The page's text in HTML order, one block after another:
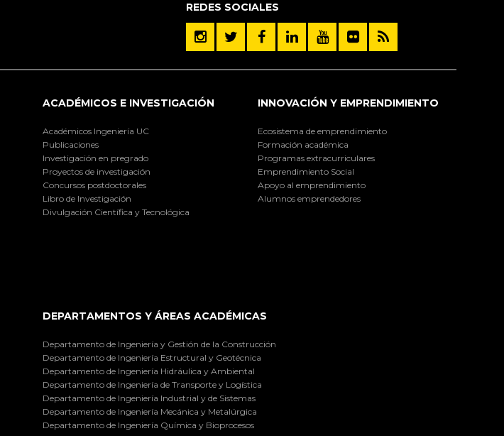
REDES SOCIALES
ACADÉMICOS E INVESTIGACIÓN
Académicos Ingeniería UC
Publicaciones
Investigación en pregrado
Proyectos de investigación
Concursos postdoctorales
Libro de Investigación
Divulgación Científica y Tecnológica
INNOVACIÓN Y EMPRENDIMIENTO
Ecosistema de emprendimiento
Formación académica
Programas extracurriculares
Emprendimiento Social
Apoyo al emprendimiento
Alumnos emprendedores
DEPARTAMENTOS Y ÁREAS ACADÉMICAS
Departamento de Ingeniería y Gestión de la Construcción
Departamento de Ingeniería Estructural y Geotécnica
Departamento de Ingeniería Hidráulica y Ambiental
Departamento de Ingeniería de Transporte y Logística
Departamento de Ingeniería Industrial y de Sistemas
Departamento de Ingeniería Mecánica y Metalúrgica
Departamento de Ingeniería Química y Bioprocesos